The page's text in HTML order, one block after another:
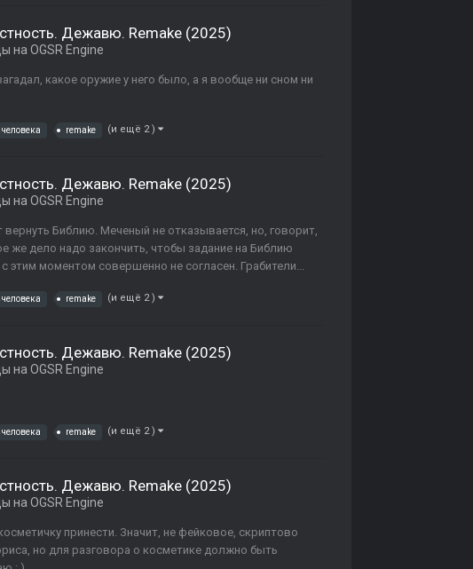
Дежавю. Remake (2025)
на OGSR Engine
какое оружие у него было, а я вообще ни сном ни
человека remake (и ещё 2 )
Дежавю. Remake (2025)
на OGSR Engine
Библию. Меченый не отказывается, но, говорит,
же дело надо закончить, чтобы задание на Библию
этим моментом совершенно не согласен. Грабители...
человека remake (и ещё 2 )
Дежавю. Remake (2025)
на OGSR Engine
человека remake (и ещё 2 )
Дежавю. Remake (2025)
на OGSR Engine
принести. Значит, не фейковое, скриптово
но для разговора о косметике должно быть